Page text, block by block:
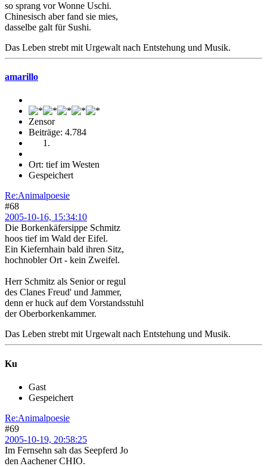
so sprang vor Wonne Uschi.
Chinesisch aber fand sie mies,
dasselbe galt für Sushi.
Das Leben strebt mit Urgewalt nach Entstehung und Musik.
amarillo
Zensor
Beiträge: 4.784
Ort: tief im Westen
Gespeichert
Re:Animalpoesie
#68
2005-10-16, 15:34:10
Die Borkenkäfersippe Schmitz
hoos tief im Wald der Eifel.
Ein Kiefernhain bald ihren Sitz,
hochnobler Ort - kein Zweifel.
Herr Schmitz als Senior or regul
des Clanes Freud' und Jammer,
denn er huck auf dem Vorstandsstuhl
der Oberborkenkammer.
Das Leben strebt mit Urgewalt nach Entstehung und Musik.
Ku
Gast
Gespeichert
Re:Animalpoesie
#69
2005-10-19, 20:58:25
Im Fernsehn sah das Seepferd Jo
den Aachener CHIO.